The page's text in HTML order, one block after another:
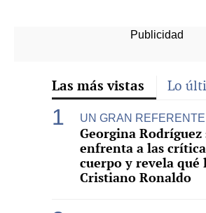
Las más vistas Lo
UN GRAN REFERENTE
Georgina Rodríguez
enfrenta a las
cuerpo y revela qué
Cristiano Ronaldo